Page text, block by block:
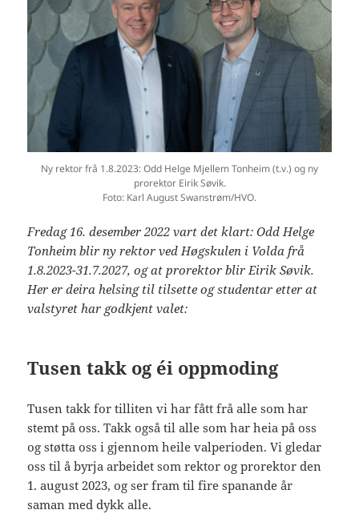
Ny rektor frå 1.8.2023: Odd Helge Mjellem Tonheim (t.v.) og ny
prorektor Eirik Søvik.
Foto: Karl August Swanstrøm/HVO.
Fredag 16. desember 2022 vart det klart: Odd Helge
Tonheim blir ny rektor ved Høgskulen i Volda frå
1.8.2023-31.7.2027, og at prorektor blir Eirik Søvik.
Her er deira helsing til tilsette og studentar etter at
valstyret har godkjent valet:
Tusen takk og éi oppmoding
Tusen takk for tilliten vi har fått frå alle som har
stemt på oss. Takk også til alle som har heia på oss
og støtta oss i gjennom heile valperioden. Vi gledar
oss til å byrja arbeidet som rektor og prorektor den
1. august 2023, og ser fram til fire spanande år
saman med dykk alle.